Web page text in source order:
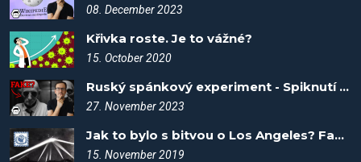
08. December 2023
Křivka roste. Je to vážné?
15. October 2020
Ruský spánkový experiment - Spiknutí #60
27. November 2023
Jak to bylo s bitvou o Los Angeles? Fakta vítězí #6
15. November 2019